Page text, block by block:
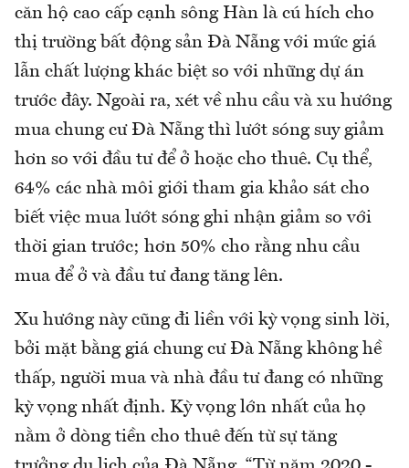
căn hộ cao cấp cạnh sông Hàn là cú hích cho
thị trường bất động sản Đà Nẵng với mức giá
lẫn chất lượng khác biệt so với những dự án
trước đây. Ngoài ra, xét về nhu cầu và xu hướng
mua chung cư Đà Nẵng thì lướt sóng suy giảm
hơn so với đầu tư để ở hoặc cho thuê. Cụ thể,
64% các nhà môi giới tham gia khảo sát cho
biết việc mua lướt sóng ghi nhận giảm so với
thời gian trước; hơn 50% cho rằng nhu cầu
mua để ở và đầu tư đang tăng lên.
Xu hướng này cũng đi liền với kỳ vọng sinh lời,
bởi mặt bằng giá chung cư Đà Nẵng không hề
thấp, người mua và nhà đầu tư đang có những
kỳ vọng nhất định. Kỳ vọng lớn nhất của họ
nằm ở dòng tiền cho thuê đến từ sự tăng